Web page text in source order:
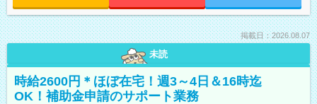
掲載日：2026.08.07
未読
時給2600円＊ほぼ在宅！週3～4日＆16時迄
OK！補助金申請のサポート業務